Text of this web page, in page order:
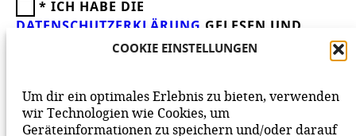
COOKIE EINSTELLUNGEN
Um dir ein optimales Erlebnis zu bieten, verwenden
wir Technologien wie Cookies, um
Geräteinformationen zu speichern und/oder darauf
* ICH HABE DIE
DATENSCHUTZERKLÄRUNG GELESEN UND
AKZEPTIERE DIESE.WIR FREUEN UNS ÜBER
MITEINANDER AUF UNSERER SEITE.